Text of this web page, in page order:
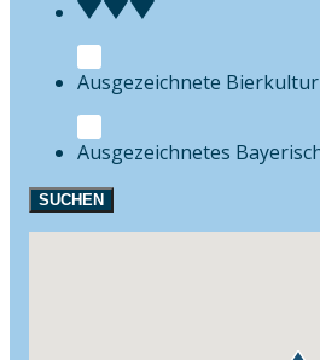
Bierkultur
SUCHEN